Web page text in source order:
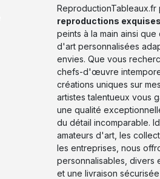
reproductions
peints à la main ainsi
d'art personnalisées
envies. Que vous
chefs-d'œuvre
créations uniques sur
artistes talentueux vous
une qualité
du détail incomparable.
amateurs d'art, les
les entreprises, nous
personnalisables, divers
et une livraison